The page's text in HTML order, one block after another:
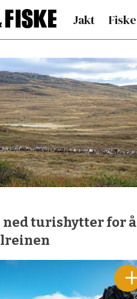
Jakt Fiske
ned turishytter for å